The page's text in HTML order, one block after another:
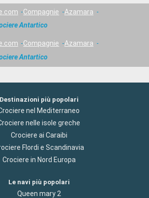
Compagnie
Azamara
Antartico
Compagnie
Azamara
Antartico
Destinazioni più popolari
nel Mediterraneo
nelle isole greche
Crociere ai Caraibi
Flordi e Scandinavia
Crociere in Nord Europa
Le navi più popolari
Queen mary 2